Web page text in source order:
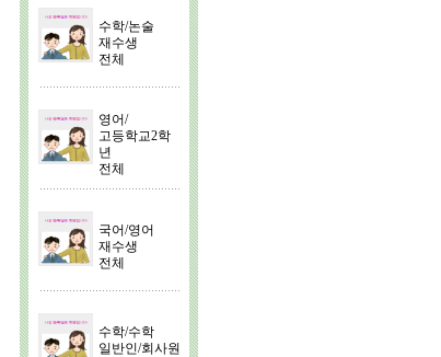
수학/논술
재수생
전체
영어/
고등학교2학
년
전체
국어/영어
재수생
전체
수학/수학
일반인/회사원